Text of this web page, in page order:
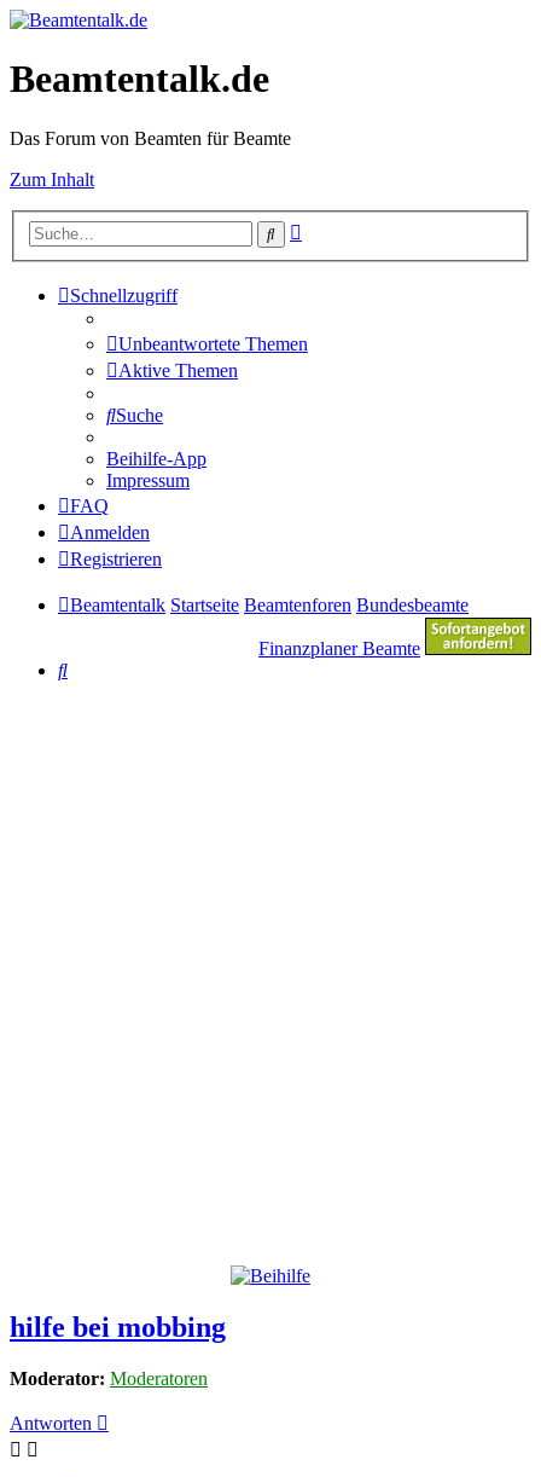
Beamtentalk.de
Das Forum von Beamten für Beamte
Zum Inhalt
Suche
Schnellzugriff
Unbeantwortete Themen
Aktive Themen
Suche
Beihilfe-App
Impressum
FAQ
Anmelden
Registrieren
Beamtentalk Startseite Beamtenforen Bundesbeamte
Finanzplaner Beamte
Suche
hilfe bei mobbing
Moderator: Moderatoren
Antworten